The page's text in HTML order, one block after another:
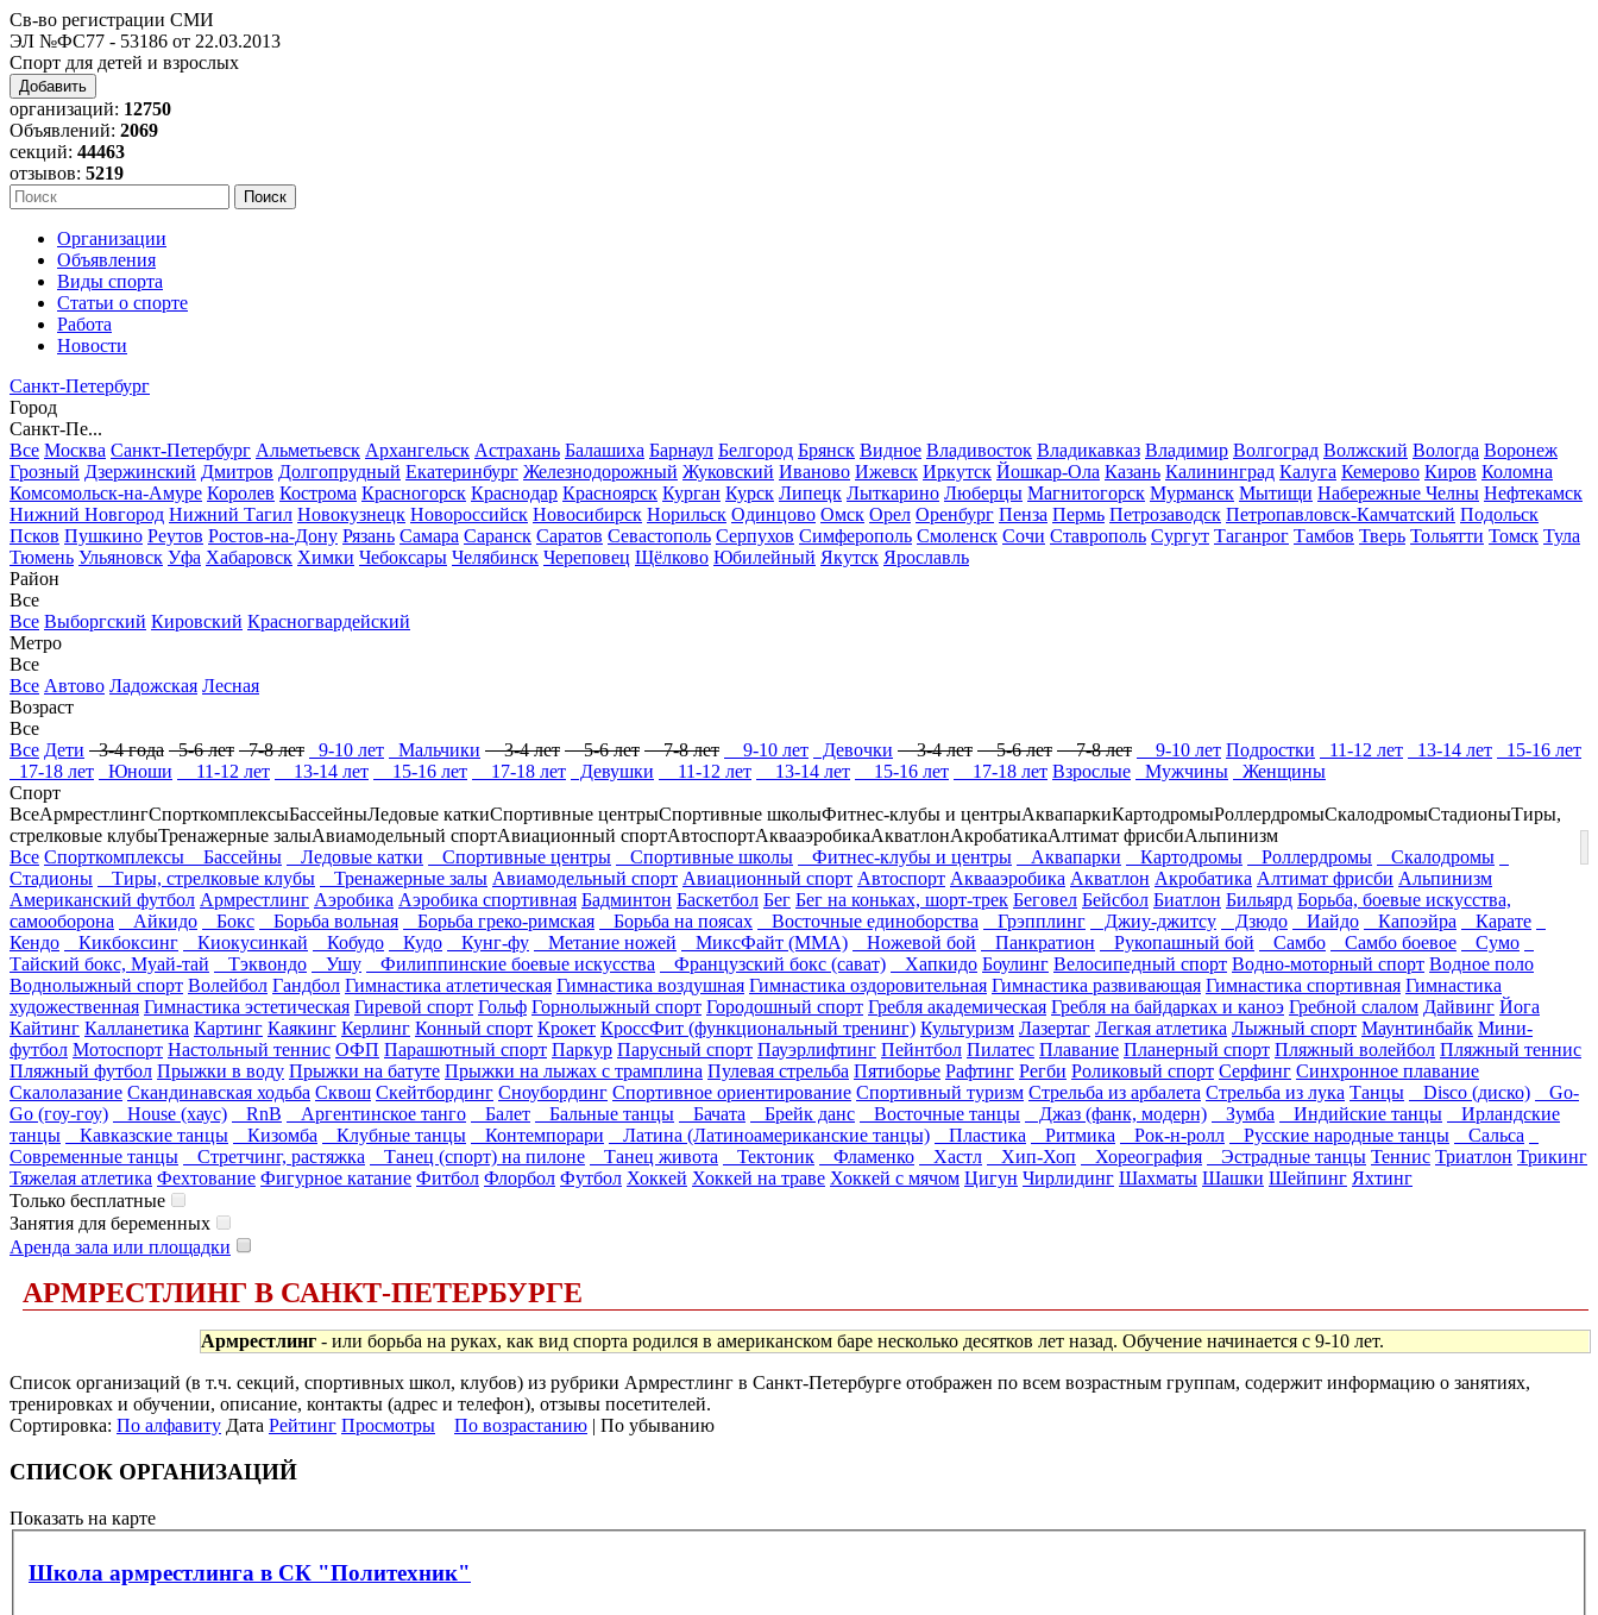
Св-во регистрации СМИ
ЭЛ №ФС77 - 53186 от 22.03.2013
Спорт для детей и взрослых
Добавить
организаций: 12750
Объявлений: 2069
секций: 44463
отзывов: 5219
Организации
Объявления
Виды спорта
Статьи о спорте
Работа
Новости
Санкт-Петербург
Город
Санкт-Пе...
Все Москва Санкт-Петербург Альметьевск Архангельск Астрахань Балашиха Барнаул Белгород Брянск Видное Владивосток Владикавказ Владимир Волгоград Волжский Вологда Воронеж
Грозный Дзержинский Дмитров Долгопрудный Екатеринбург Железнодорожный Жуковский Иваново Ижевск Иркутск Йошкар-Ола Казань Калининград Калуга Кемерово Киров Коломна
Комсомольск-на-Амуре Королев Кострома Красногорск Краснодар Красноярск Курган Курск Липецк Лыткарино Люберцы Магнитогорск Мурманск Мытищи Набережные Челны Нефтекамск
Нижний Новгород Нижний Тагил Новокузнецк Новороссийск Новосибирск Норильск Одинцово Омск Орел Оренбург Пенза Пермь Петрозаводск Петропавловск-Камчатский Подольск
Псков Пушкино Реутов Ростов-на-Дону Рязань Самара Саранск Саратов Севастополь Серпухов Симферополь Смоленск Сочи Ставрополь Сургут Таганрог Тамбов Тверь Тольятти Томск Тула
Тюмень Ульяновск Уфа Хабаровск Химки Чебоксары Челябинск Череповец Щёлково Юбилейный Якутск Ярославль
Район
Все
Все Выборгский Кировский Красногвардейский
Метро
Все
Все Автово Ладожская Лесная
Возраст
Все
Все Дети 3-4 года 5-6 лет 7-8 лет 9-10 лет Мальчики 3-4 лет 5-6 лет 7-8 лет 9-10 лет Девочки 3-4 лет 5-6 лет 7-8 лет 9-10 лет Подростки 11-12 лет 13-14 лет
15-16 лет
17-18 лет
Юноши 11-12 лет 13-14 лет 15-16 лет 17-18 лет Девушки 11-12 лет 13-14 лет 15-16 лет 17-18 лет Взрослые Мужчины
Женщины
Спорт
ВсеАрмрестлингСпорткомплексыБассейныЛедовые каткиСпортивные центрыСпортивные школыФитнес-клубы и центрыАквапаркиКартодромыРоллердромыСкалодромыСтадионыТиры,
стрелковые клубыТренажерные залыАвиамодельный спортАвиационный спортАвтоспортАквааэробикаАкватлонАкробатикаАлтимат фрисбиАльпинизм
Все Спорткомплексы Бассейны Ледовые катки Спортивные центры Спортивные школы Фитнес-клубы и центры Аквапарки Картодромы Роллердромы
Скалодромы
Стадионы
Тиры, стрелковые клубы Тренажерные залы Авиамодельный спорт Авиационный спорт Автоспорт Аквааэробика Акватлон Акробатика Алтимат фрисби Альпинизм
Американский футбол Армрестлинг Аэробика Аэробика спортивная Бадминтон Баскетбол Бег Бег на коньках, шорт-трек Беговел Бейсбол Биатлон Бильярд Борьба, боевые искусства,
самооборона
Айкидо Бокс Борьба вольная Борьба греко-римская Борьба на поясах Восточные единоборства Грэпплинг Джиу-джитсу Дзюдо Иайдо Капоэйра
Карате
Кендо
Кикбоксинг Киокусинкай Кобудо Кудо Кунг-фу Метание ножей МиксФайт (ММА) Ножевой бой Панкратион Рукопашный бой Самбо Самбо боевое
Сумо
Тайский бокс, Муай-тай
Тэквондо Ушу Филиппинские боевые искусства Французский бокс (сават) Хапкидо Боулинг Велосипедный спорт Водно-моторный спорт Водное поло
Воднолыжный спорт Волейбол Гандбол Гимнастика атлетическая Гимнастика воздушная Гимнастика оздоровительная Гимнастика развивающая Гимнастика спортивная Гимнастика
художественная Гимнастика эстетическая Гиревой спорт Гольф Горнолыжный спорт Городошный спорт Гребля академическая Гребля на байдарках и каноэ Гребной слалом Дайвинг Йога
Кайтинг Калланетика Картинг Каякинг Керлинг Конный спорт Крокет КроссФит (функциональный тренинг) Культуризм Лазертаг Легкая атлетика Лыжный спорт Маунтинбайк Мини-
футбол Мотоспорт Настольный теннис ОФП Парашютный спорт Паркур Парусный спорт Пауэрлифтинг Пейнтбол Пилатес Плавание Планерный спорт Пляжный волейбол Пляжный теннис
Пляжный футбол Прыжки в воду Прыжки на батуте Прыжки на лыжах с трамплина Пулевая стрельба Пятиборье Рафтинг Регби Роликовый спорт Серфинг Синхронное плавание
Скалолазание Скандинавская ходьба Сквош Скейтбординг Сноубординг Спортивное ориентирование Спортивный туризм Стрельба из арбалета Стрельба из лука Танцы Disco (диско)
Go-
Go (гоу-гоу)
House (хаус) RnB Аргентинское танго Балет Бальные танцы Бачата Брейк данс Восточные танцы Джаз (фанк, модерн) Зумба Индийские танцы
Ирландские
танцы
Кавказские танцы Кизомба Клубные танцы Контемпорари Латина (Латиноамериканские танцы) Пластика Ритмика Рок-н-ролл Русские народные танцы
Сальса
Современные танцы
Стретчинг, растяжка Танец (спорт) на пилоне Танец живота Тектоник Фламенко Хастл Хип-Хоп Хореография Эстрадные танцы Теннис Триатлон Трикинг
Тяжелая атлетика Фехтование Фигурное катание Фитбол Флорбол Футбол Хоккей Хоккей на траве Хоккей с мячом Цигун Чирлидинг Шахматы Шашки Шейпинг Яхтинг
Только бесплатные
Занятия для беременных
Аренда зала или площадки
АРМРЕСТЛИНГ В САНКТ-ПЕТЕРБУРГЕ
Армрестлинг - или борьба на руках, как вид спорта родился в американском баре несколько десятков лет назад. Обучение начинается с 9-10 лет.
Список организаций (в т.ч. секций, спортивных школ, клубов) из рубрики Армрестлинг в Санкт-Петербурге отображен по всем возрастным группам, содержит информацию о занятиях,
тренировках и обучении, описание, контакты (адрес и телефон), отзывы посетителей.
Сортировка: По алфавиту Дата Рейтинг Просмотры По возрастанию | По убыванию
СПИСОК ОРГАНИЗАЦИЙ
Показать на карте
Школа армрестлинга в СК "Политехник"